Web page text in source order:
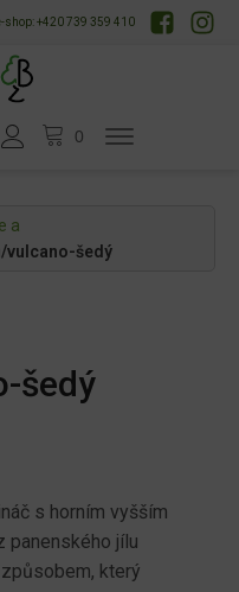
shop: +420 739 359 410
a
vulcano-šedý
šedý
s horním vyšším
panenského jílu
který